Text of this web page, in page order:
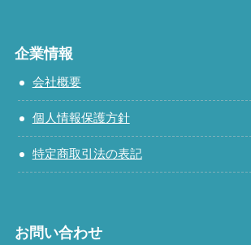
企業情報
会社概要
個人情報保護方針
特定商取引法の表記
お問い合わせ